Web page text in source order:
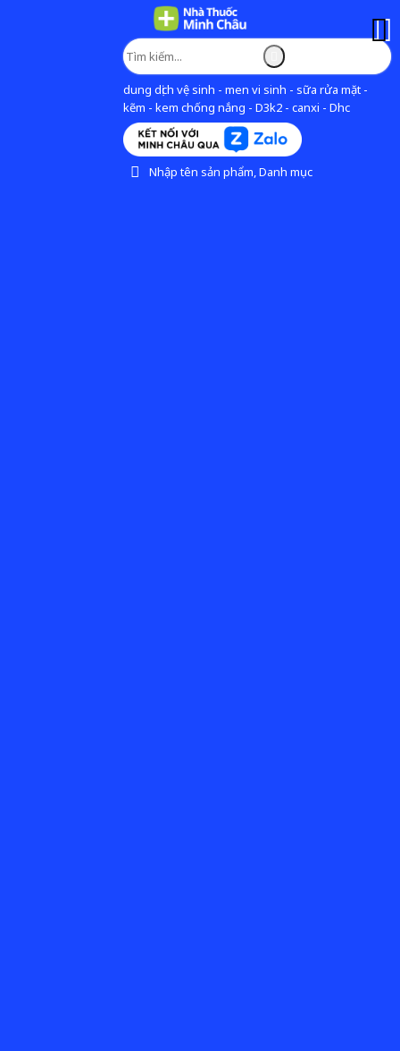
dung dịch vệ sinh - men vi sinh - sữa rửa mặt -
kẽm - kem chống nắng - D3k2 - canxi - Dhc
Nhập tên sản phẩm, Danh mục